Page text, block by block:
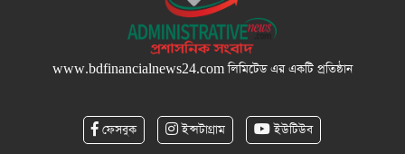
www.bdfinancialnews24.comলিমিটেড এর একটি প্রতিষ্ঠান
ফেসবুক ইন্সটাগ্রাম ইউটিউব